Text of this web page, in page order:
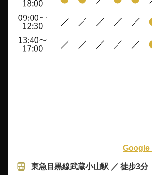
Google
東急目黒線武蔵小山駅 ／ 徒歩3分